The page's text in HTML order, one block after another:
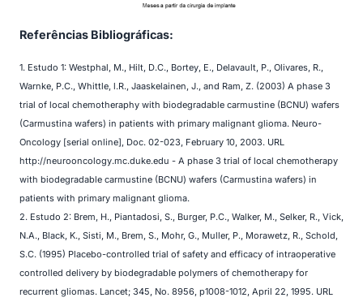
Referências Bibliográficas:
1. Estudo 1: Westphal, M., Hilt, D.C., Bortey, E., Delavault, P., Olivares, R.,
Warnke, P.C., Whittle, l.R., Jaaskelainen, J., and Ram, Z. (2003) A phase 3
trial of local chemotheraphy with biodegradable carmustine (BCNU) wafers
(Carmustina wafers) in patients with primary malignant glioma. Neuro-
Oncology [serial online], Doc. 02-023, February 10, 2003. URL
http://neurooncology.mc.duke.edu - A phase 3 trial of local chemotherapy
with biodegradable carmustine (BCNU) wafers (Carmustina wafers) in
patients with primary malignant glioma.
2. Estudo 2: Brem, H., Piantadosi, S., Burger, P.C., Walker, M., Selker, R., Vick,
N.A., Black, K., Sisti, M., Brem, S., Mohr, G., Muller, P., Morawetz, R., Schold,
S.C. (1995) Placebo-controlled trial of safety and efficacy of intraoperative
controlled delivery by biodegradable polymers of chemotherapy for
recurrent gliomas. Lancet; 345, No. 8956, p1008-1012, April 22, 1995. URL